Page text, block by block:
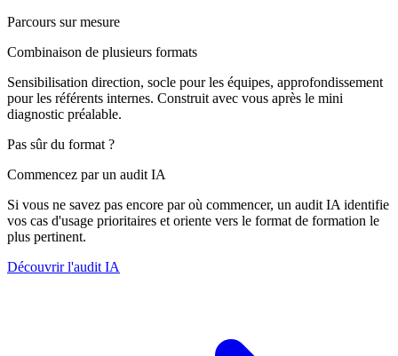
Parcours sur mesure
Combinaison de plusieurs formats
Sensibilisation direction, socle pour les équipes, approfondissement
pour les référents internes. Construit avec vous après le mini
diagnostic préalable.
Pas sûr du format ?
Commencez par un audit IA
Si vous ne savez pas encore par où commencer, un audit IA identifie
vos cas d'usage prioritaires et oriente vers le format de formation le
plus pertinent.
Découvrir l'audit IA